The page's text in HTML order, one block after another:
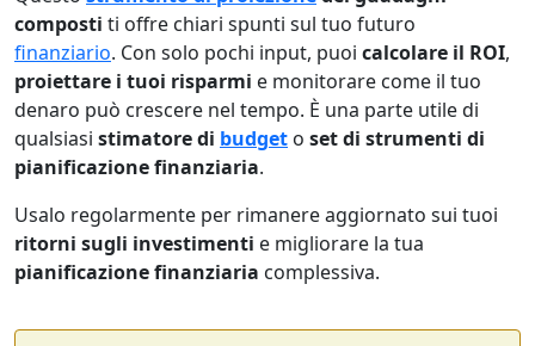
composti ti offre chiari spunti sul tuo futuro
finanziario. Con solo pochi input, puoi calcolare il ROI,
proiettare i tuoi risparmi e monitorare come il tuo
denaro può crescere nel tempo. È una parte utile di
qualsiasi stimatore di budget o set di strumenti di
pianificazione finanziaria.
Usalo regolarmente per rimanere aggiornato sui tuoi
ritorni sugli investimenti e migliorare la tua
pianificazione finanziaria complessiva.